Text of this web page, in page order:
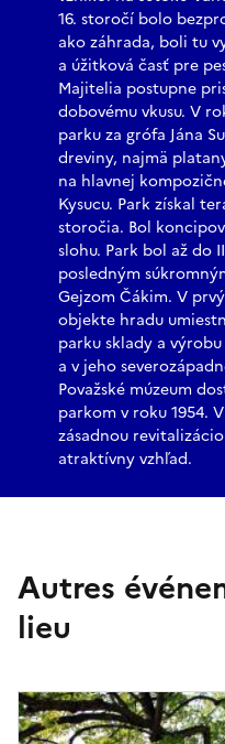
16. storočí bolo
ako záhrada, boli tu
a úžitková časť pre
Majitelia postupne
dobovému vkusu. V
parku za grófa Jána
dreviny, najmä
na hlavnej
Kysucu. Park získal
storočia. Bol
slohu. Park bol až do
posledným
Gejzom Čákim. V
objekte hradu
parku sklady a
a v jeho
Považské múzeum
parkom v roku 1954.
zásadnou
atraktívny vzhľad.
Autres
lieu